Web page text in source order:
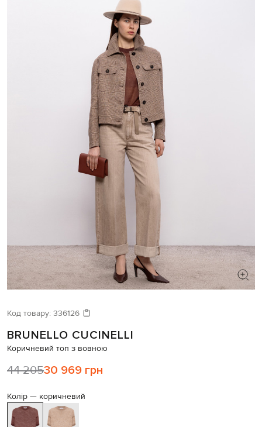
Давайте підберемо щось ще
Схожі товари
Код товару: 336126
BRUNELLO CUCINELLI
Коричневий топ з вовною
44 20530 969 грн
Колір — коричневий